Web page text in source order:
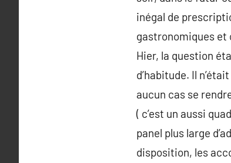
inégal de
gastronomiques et
Hier, la question
d’habitude. Il
aucun cas se
( c’est un aussi
panel plus large
disposition, les